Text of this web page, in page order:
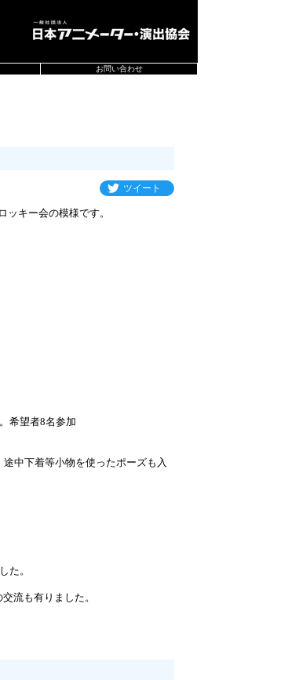
お問い合わせ
ツイート
キー会の模様です。
希望者8名参加
中下着等小物を使ったポーズも入
た。
流も有りました。